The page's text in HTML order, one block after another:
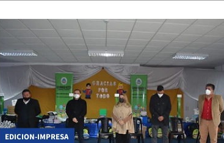
EDICION-IMPRESA